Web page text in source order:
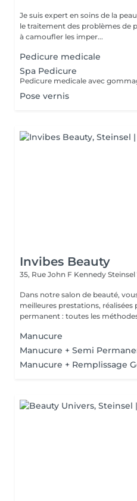
Je suis expert en soins de la peau et "well-
le traitement des problèmes de peau. Ne perdez plus
à camoufler les imper...
Pedicure medicale
Spa Pedicure
Pedicure medicale avec
Pose vernis
Invibes Beauty
35, Rue John F Kennedy Steinsel
Dans notre salon de beauté,
meilleures prestations, réalisées par
permanent : toutes les
Manucure
Manucure + Semi
Manucure + Remplissage